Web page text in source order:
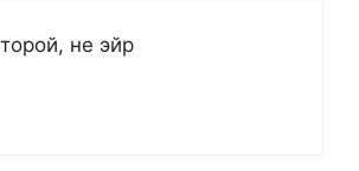
не эйр